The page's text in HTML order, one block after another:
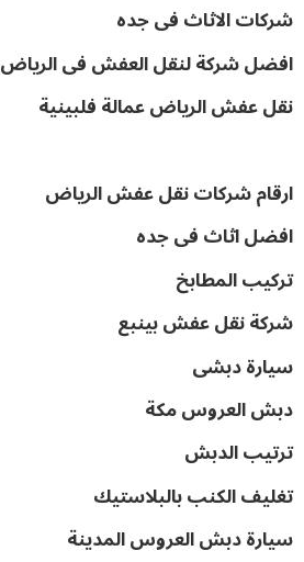
شركات الاثاث فى جده
افضل شركة لنقل العفش فى الرياض
نقل عفش الرياض عمالة فلبينية
ارقام شركات نقل عفش الرياض
افضل اثاث فى جده
تركيب المطابخ
شركة نقل عفش بينبع
سيارة دبشى
دبش العروس مكة
ترتيب الدبش
تغليف الكنب بالبلاستيك
سيارة دبش العروس المدينة